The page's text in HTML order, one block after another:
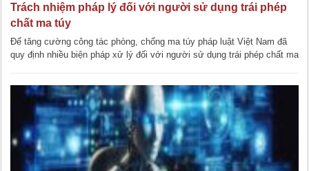
Trách nhiệm pháp lý đối với người sử dụng trái phép
chất ma túy
Để tăng cường công tác phòng, chống ma túy pháp luật Việt Nam đã
quy định nhiều biện pháp xử lý đối với người sử dụng trái phép chất ma